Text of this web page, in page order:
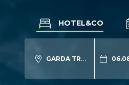
HOTEL&CO
GARDA TRENTINO